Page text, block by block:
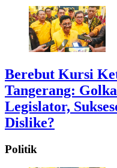
Berebut Kursi
Tangerang:
Legislator,
Dislike?
Politik